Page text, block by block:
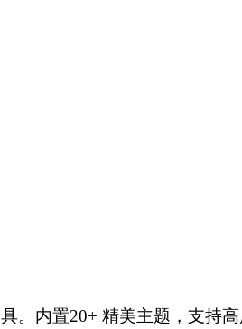
。内置20+ 精美主题，支持